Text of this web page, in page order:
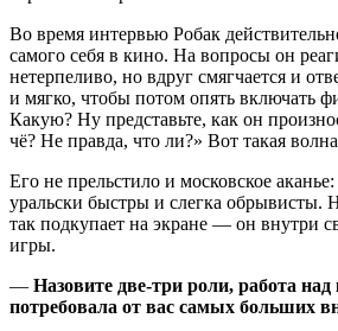
Во время интервью Робак
самого себя в кино. На вопросы он
нетерпеливо, но вдруг смягчается и
и мягко, чтобы потом опять включать
Какую? Ну представьте, как он
чё? Не правда, что ли?» Вот такая
Его не прельстило и московское
уральски быстры и слегка обрывисты.
так подкупает на экране — он внутри
игры.
— Назовите две-три роли, работа
потребовала от вас самых больших